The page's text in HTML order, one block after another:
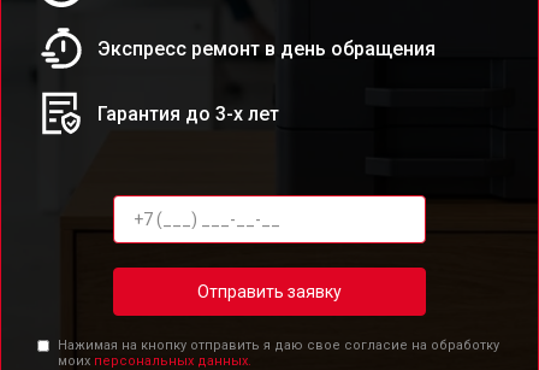
Экспресс ремонт в день обращения
Гарантия до 3-х лет
Отправить заявку
Нажимая на кнопку отправить я даю свое согласие на обработку
моих персональных данных.